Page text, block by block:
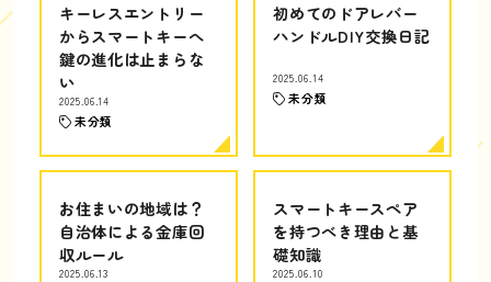
キーレスエントリー
からスマートキーへ
鍵の進化は止まらな
い
2025.06.14
未分類
初めてのドアレバー
ハンドルDIY交換日記
2025.06.14
未分類
お住まいの地域は？
自治体による金庫回
収ルール
2025.06.13
スマートキースペア
を持つべき理由と基
礎知識
2025.06.10